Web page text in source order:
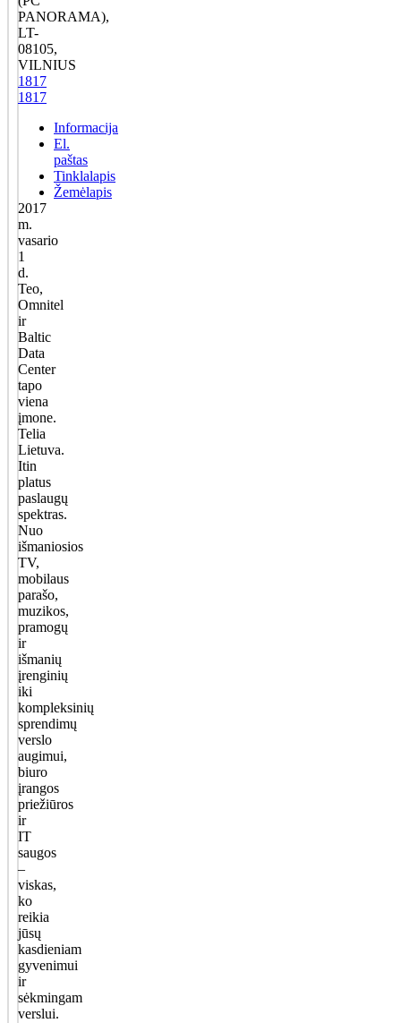
PANORAMA),
LT-
08105,
VILNIUS
1817
1817
Informacija
El.
paštas
Tinklalapis
Žemėlapis
2017
m.
vasario
1
d.
Teo,
Omnitel
ir
Baltic
Data
Center
tapo
viena
įmone.
Telia
Lietuva.
Itin
platus
paslaugų
spektras.
Nuo
išmaniosios
TV,
mobilaus
parašo,
muzikos,
pramogų
ir
išmanių
įrenginių
iki
kompleksinių
sprendimų
verslo
augimui,
biuro
įrangos
priežiūros
ir
IT
saugos
–
viskas,
ko
reikia
jūsų
kasdieniam
gyvenimui
ir
sėkmingam
verslui.